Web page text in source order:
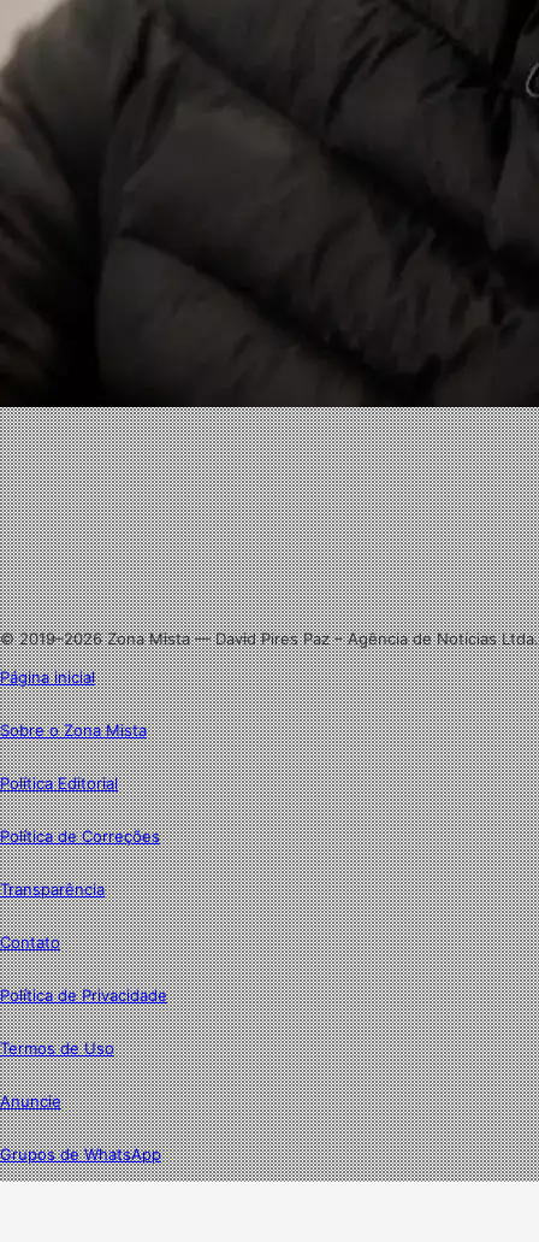
Facebook
X
Linkedin
Instagram
© 2019–2026 Zona Mista — David Pires Paz – Agência de Notícias Ltda.
Página inicial
Sobre o Zona Mista
Política Editorial
Política de Correções
Transparência
Contato
Política de Privacidade
Termos de Uso
Anuncie
Grupos de WhatsApp